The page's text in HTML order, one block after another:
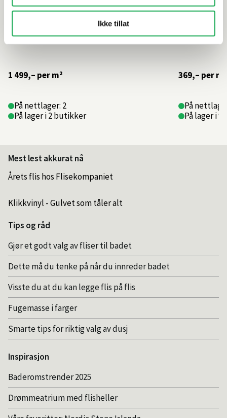
Ikke tillat
1 499,– per m²
På nettlager: 2
På lager i 2 butikker
369,– per m²
På
På lager i
Mest lest akkurat nå
Årets flis hos Flisekompaniet
Klikkvinyl - Gulvet som tåler alt
Tips og råd
Gjør et godt valg av fliser til badet
Dette må du tenke på når du innreder badet
Visste du at du kan legge flis på flis
Fugemasse i farger
Smarte tips for riktig valg av dusj
Inspirasjon
Baderomstrender 2025
Drømmeatrium med flisheller